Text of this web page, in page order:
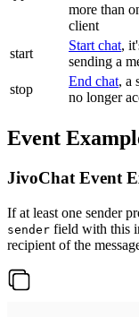
more than
client
start
Start chat,
sending a
stop
End chat, a
no longer
Event
JivoChat Event
If at least one sender
sender field with this
recipient of the